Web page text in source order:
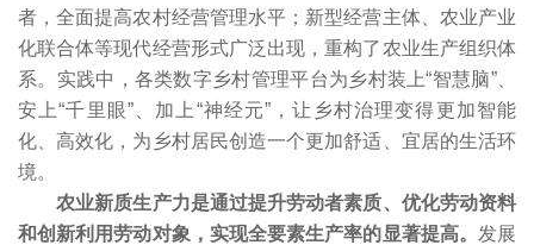
者，全面提高农村经营管理水平；新型经营主体、农业产业
化联合体等现代经营形式广泛出现，重构了农业生产组织体
系。实践中，各类数字乡村管理平台为乡村装上“智慧脑”、
安上“千里眼”、加上“神经元”，让乡村治理变得更加智能
化、高效化，为乡村居民创造一个更加舒适、宜居的生活环
境。
农业新质生产力是通过提升劳动者素质、优化劳动资料
和创新利用劳动对象，实现全要素生产率的显著提高。 发展